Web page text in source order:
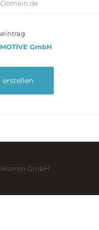
GmbH
GmbH